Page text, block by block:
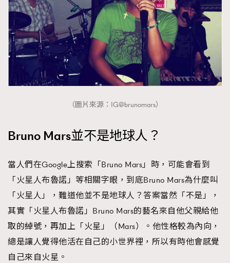
（圖片來源：IG@brunomars）
Bruno Mars並不是地球人？
當人們在Google上搜索「Bruno Mars」時，可能會看到
「火星人布魯諾」等相關字眼，到底Bruno Mars為什麼叫
「火星人」，難道他並不是地球人？答案當然「不是」，
其實「火星人布魯諾」Bruno Mars的藝名來自他父親給他
取的綽號，再加上「火星」（Mars）。他性格較為內向，
總是讓人覺得他活在自己的小世界裡，所以有時他會感覺
自己來自火星。